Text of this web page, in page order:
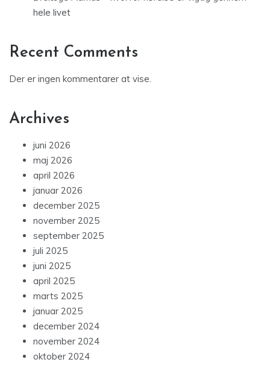
hele livet
Recent Comments
Der er ingen kommentarer at vise.
Archives
juni 2026
maj 2026
april 2026
januar 2026
december 2025
november 2025
september 2025
juli 2025
juni 2025
april 2025
marts 2025
januar 2025
december 2024
november 2024
oktober 2024